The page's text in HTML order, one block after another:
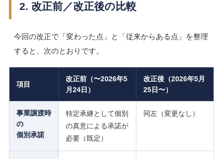
2. 改正前／改正後の比較
今回の改正で「変わった点」と「従来からある点」を整理
すると、次のとおりです。
項目
改正前（〜2026年5
月24日）
改正後（2026年5月
25日〜）
事業譲渡時
の
個別承諾
特定承継として個別
の真意による承諾が
必要（既定）
同左（変更なし）